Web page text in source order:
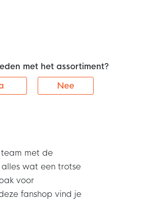
met het assortiment?
Nee
met de
wat een trotse
voor
fanshop vind je